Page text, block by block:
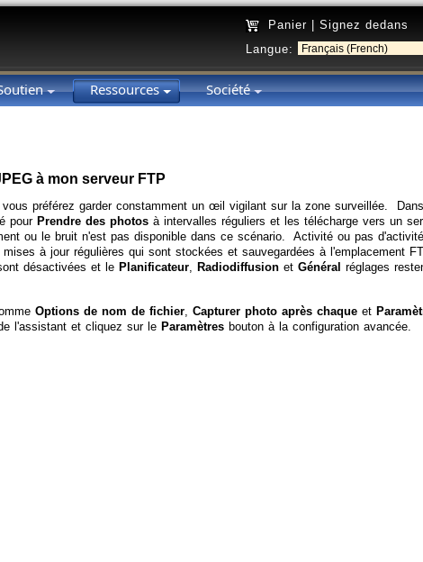
Panier
Signez dedans
Langue:
Ressources Société
à mon serveur FTP
préférez garder constamment un œil vigilant sur la zone surveillée.
pour Prendre des photos à intervalles réguliers et les télécharge vers un
ou le bruit n'est pas disponible dans ce scénario. Activité ou pas
à jour régulières qui sont stockées et sauvegardées à l'emplacement
désactivées et le Planificateur, Radiodiffusion et Général réglages
Options de nom de fichier, Capturer photo après chaque et
l'assistant et cliquez sur le Paramètres bouton à la configuration avancée.